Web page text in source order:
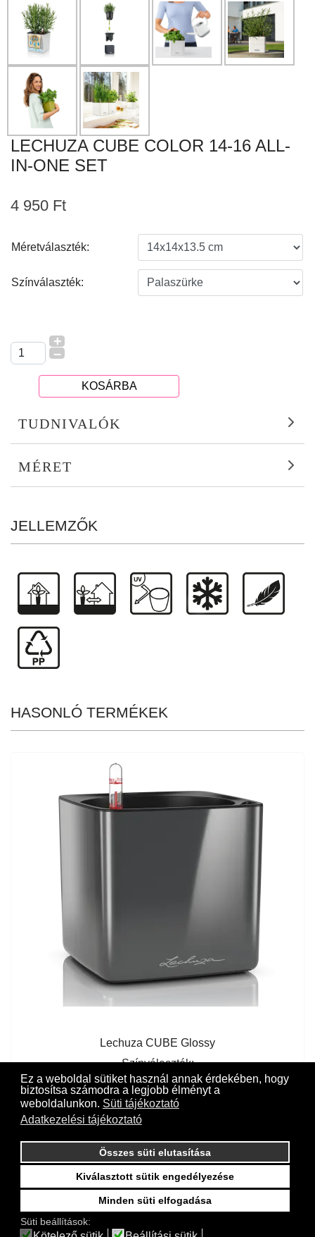
Ez a weboldal sütiket használ annak érdekében, hogy
biztosítsa számodra a legjobb élményt a
weboldalunkon. Süti tájékoztató
Adatkezelési tájékoztató
Összes süti elutasítása
Kiválasztott sütik engedélyezése
Minden süti elfogadása
Süti beállítások:
LECHUZA CUBE COLOR 14-16 ALL-
IN-ONE SET
4 950 Ft
Méretválaszték:
Színválaszték:
+
–
KOSÁRBA
TUDNIVALÓK
MÉRET
JELLEMZŐK
HASONLÓ TERMÉKEK
Lechuza CUBE Glossy
Színválaszték:
Skarlát
Fehér
Charcoal-Faszén
Online fizetés a weboldalunkon a CIB Bank támogatásával